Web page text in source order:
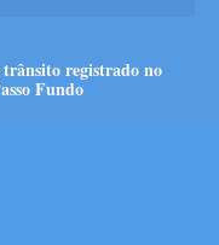
registrado no
Fundo